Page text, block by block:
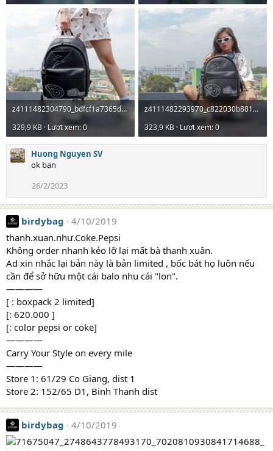
z4111482304790_bdfcf1a7365dc62dc03f585f475d4a3d.jpg
329,9 KB · Lượt xem: 0
z4111482293970_c822030b8819a7926422fd4773695df4.jpg
323,9 KB · Lượt xem: 0
Huong Nguyen SV
ok bạn
26/2/2023
birdybag
4/10/2019
thanh.xuan.như.Coke.Pepsi
Không order nhanh kẻo lỡ lại mất bà thanh xuân.
Ad xin nhắc lại bản này là bản limited , bốc bát họ luôn nếu
cần để sở hữu một cái balo nhu cái "lon".
————
[ : boxpack 2 limited]
[: 620.000 ]
[: color pepsi or coke]
————
Carry Your Style on every mile
————
Store 1: 61/29 Co Giang, dist 1
Store 2: 152/65 D1, Binh Thanh dist
birdybag 4/10/2019